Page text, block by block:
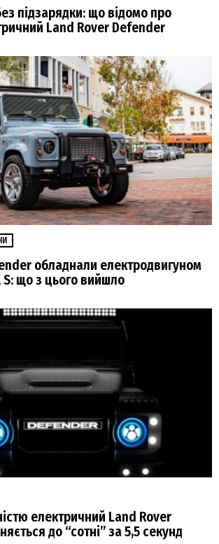
підзарядки: що відомо про
Land Rover Defender
обладнали електродвигуном
S: що з цього вийшло
електричний Land Rover
до “сотні” за 5,5 секунд